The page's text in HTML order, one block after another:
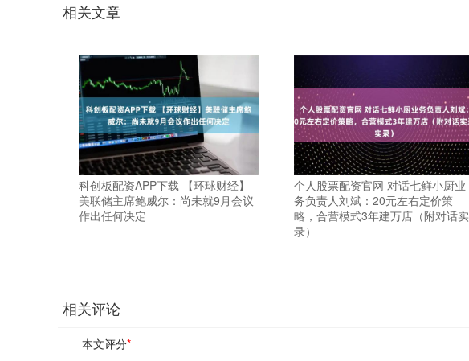
相关文章
科创板配资APP下载 【环球财经】
美联储主席鲍威尔：尚未就9月会议
作出任何决定
个人股票配资官网 对话七鲜小厨业
务负责人刘斌：20元左右定价策
略，合营模式3年建万店（附对话实
录）
相关评论
本文评分*